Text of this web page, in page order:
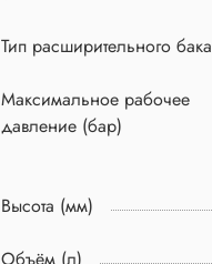
Тип расширительного бака
Максимальное рабочее
давление (бар)
Высота (мм)
Объём (л)